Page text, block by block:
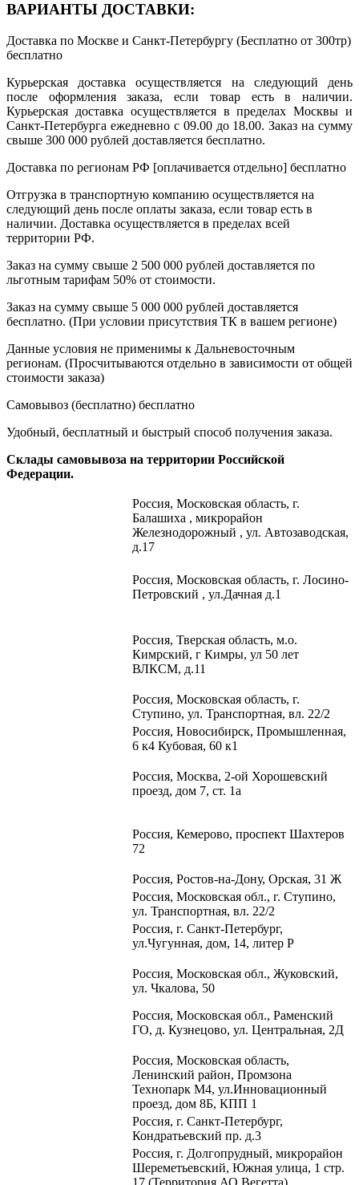
ВАРИАНТЫ ДОСТАВКИ:
Доставка по Москве и Санкт-Петербургу (Бесплатно от 300тр)
бесплатно
Курьерская доставка осуществляется на следующий день
после оформления заказа, если товар есть в наличии.
Курьерская доставка осуществляется в пределах Москвы и
Санкт-Петербурга ежедневно с 09.00 до 18.00. Заказ на сумму
свыше 300 000 рублей доставляется бесплатно.
Доставка по регионам РФ [оплачивается отдельно] бесплатно
Отгрузка в транспортную компанию осуществляется на
следующий день после оплаты заказа, если товар есть в
наличии. Доставка осуществляется в пределах всей
территории РФ.
Заказ на сумму свыше 2 500 000 рублей доставляется по
льготным тарифам 50% от стоимости.
Заказ на сумму свыше 5 000 000 рублей доставляется
бесплатно. (При условии присутствия ТК в вашем регионе)
Данные условия не применимы к Дальневосточным
регионам. (Просчитываются отдельно в зависимости от общей
стоимости заказа)
Самовывоз (бесплатно) бесплатно
Удобный, бесплатный и быстрый способ получения заказа.
Склады самовывоза на территории Российской
Федерации.
Россия, Московская область, г.
Балашиха , микрорайон
Железнодорожный , ул. Автозаводская,
д.17
Россия, Московская область, г. Лосино-
Петровский , ул.Дачная д.1
Россия, Тверская область, м.о.
Кимрский, г Кимры, ул 50 лет
ВЛКСМ, д.11
Россия, Московская область, г.
Ступино, ул. Транспортная, вл. 22/2​
Россия, Новосибирск, Промышленная,
6 к4 Кубовая, 60 к1​
Россия, Москва, 2-ой Хорошевский
проезд, дом 7, ст. 1а
Россия, Кемерово, проспект Шахтеров
72
Россия, Ростов-на-Дону, Орская, 31 Ж
Россия, Московская обл., г. Ступино,
ул. Транспортная, вл. 22/2
Россия, г. Санкт-Петербург,
ул.Чугунная, дом, 14, литер Р
Россия, Московская обл., Жуковский,
ул. Чкалова, 50
Россия, Московская обл., Раменский
ГО, д. Кузнецово, ул. Центральная, 2Д
Россия, Московская область,
Ленинский район, Промзона
Технопарк М4, ул.Инновационный
проезд, дом 8Б, КПП 1
Россия, г. Санкт-Петербург,
Кондратьевский пр. д.3
Россия, г. Долгопрудный, микрорайон
Шереметьевский, Южная улица, 1 стр.
17 (Территория АО Вегетта)